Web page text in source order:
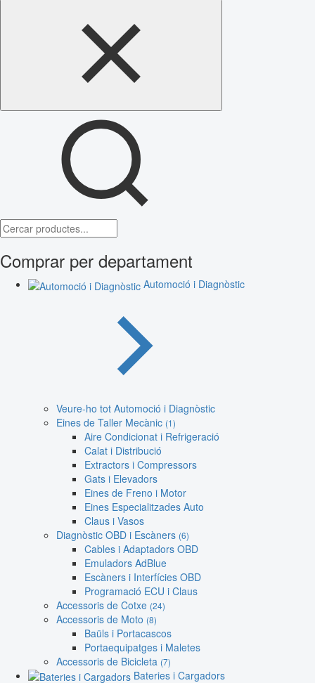
Comprar per departament
Automoció i Diagnòstic
Veure-ho tot Automoció i Diagnòstic
Eines de Taller Mecànic (1)
Aire Condicionat i Refrigeració
Calat i Distribució
Extractors i Compressors
Gats i Elevadors
Eines de Freno i Motor
Eines Especialitzades Auto
Claus i Vasos
Diagnòstic OBD i Escàners (6)
Cables i Adaptadors OBD
Emuladors AdBlue
Escàners i Interfícies OBD
Programació ECU i Claus
Accessoris de Cotxe (24)
Accessoris de Moto (8)
Baüls i Portacascos
Portaequipatges i Maletes
Accessoris de Bicicleta (7)
Bateries i Cargadors